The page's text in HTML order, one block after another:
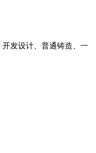
发设计、普通铸造、一